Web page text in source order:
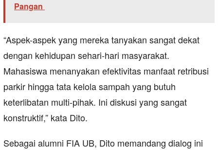
Pangan
“Aspek-aspek yang mereka tanyakan sangat dekat
dengan kehidupan sehari-hari masyarakat.
Mahasiswa menanyakan efektivitas manfaat retribusi
parkir hingga tata kelola sampah yang butuh
keterlibatan multi-pihak. Ini diskusi yang sangat
konstruktif,” kata Dito.
Sebagai alumni FIA UB, Dito memandang dialog ini